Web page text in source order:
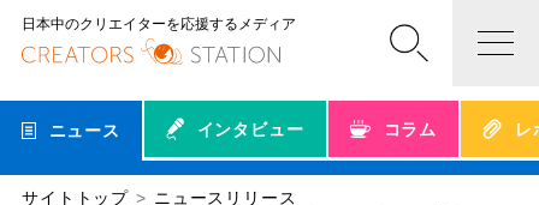
日本中のクリエイターを応援するメディア
ニュース インタビュー コラム レ
サイトトップ
ニュースリリース